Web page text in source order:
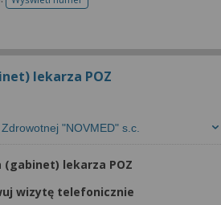
telefonu do rejestracji
lekarza POZ
"NOVMED" s.c.
(gabinet) lekarza POZ
wizytę telefonicznie